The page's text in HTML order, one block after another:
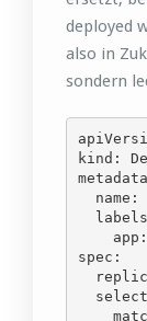
deployed
also in
sondern
kind:
spec: